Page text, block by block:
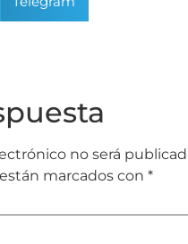
no será
marcados con *